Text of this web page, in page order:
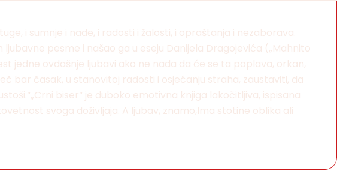
i sumnje i nade, i radosti i žalosti, i opraštanja i nezaborava.
pesme i našao ga u eseju Danijela Dragojevića („Mahnito
jedne ovdašnje ljubavi ako ne nada da će se ta poplava, orkan,
bar časak, u stanovitoj radosti i osjećanju straha, zaustaviti, da
biser“ je duboko emotivna knjiga lakočitljiva, ispisana
svoga doživljaja. A ljubav, znamo,Ima stotine oblika ali